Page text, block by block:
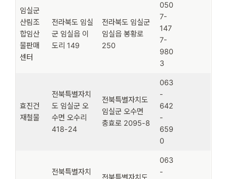
임실군
산림조
합임산
물판매
센터
전라북도 임실
군 임실읍 이
도리 149
전라북도 임실군
임실읍 봉황로
250
050
7-
147
7-
980
3
효진건
재철물
전북특별자치
도 임실군 오
수면 오수리
418-24
전북특별자치도
임실군 오수면
충효로 2095-8
063
-
642
-
659
0
전북특별자치
063
-